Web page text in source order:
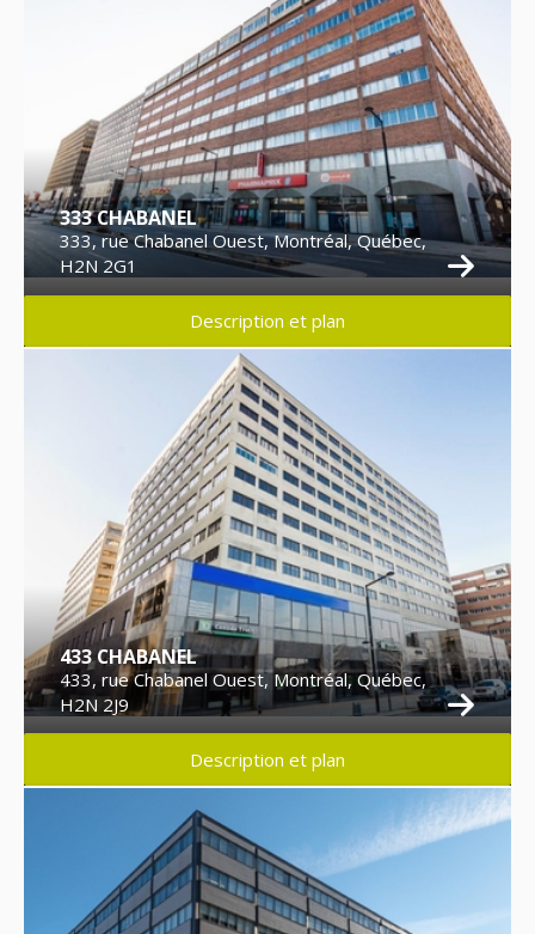
333 CHABANEL
333, rue Chabanel Ouest, Montréal, Québec,
H2N 2G1
Description et plan
433 CHABANEL
433, rue Chabanel Ouest, Montréal, Québec,
H2N 2J9
Description et plan